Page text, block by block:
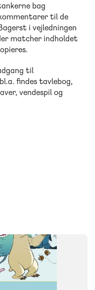
bag
til de
i vejledningen
matcher indholdet
til
findes tavlebog,
vendespil og